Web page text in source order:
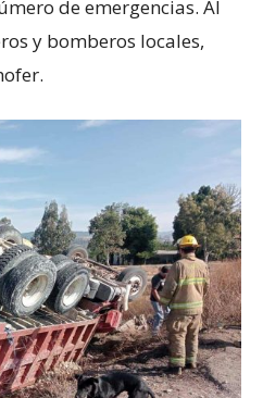
de emergencias. Al
y bomberos locales,